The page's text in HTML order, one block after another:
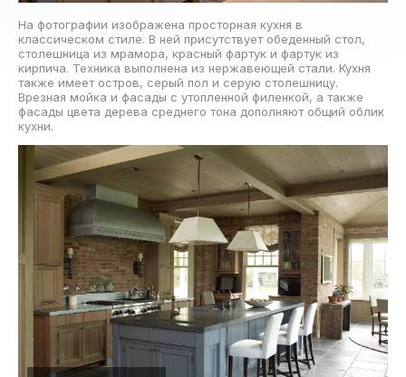
На фотографии изображена просторная кухня в
классическом стиле. В ней присутствует обеденный стол,
столешница из мрамора, красный фартук и фартук из
кирпича. Техника выполнена из нержавеющей стали. Кухня
также имеет остров, серый пол и серую столешницу.
Врезная мойка и фасады с утопленной филенкой, а также
фасады цвета дерева среднего тона дополняют общий облик
кухни.